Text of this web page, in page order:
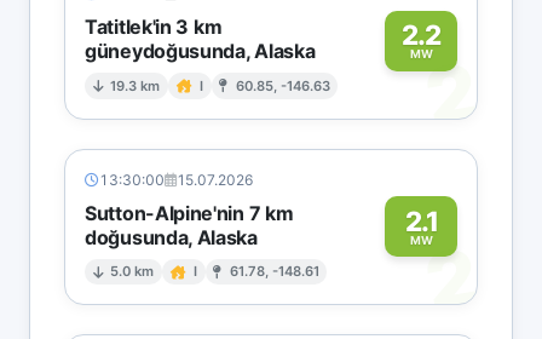
Tatitlek'in 3 km
güneydoğusunda, Alaska
19.3 km I 60.85, -146.63
2.2
MW2
13:30:00 15.07.2026
Sutton-Alpine'nin 7 km
doğusunda, Alaska
5.0 km I 61.78, -148.61
2.1
MW2